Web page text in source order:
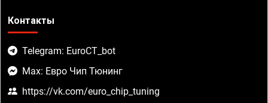
Контакты
Telegram: EuroCT_bot
Max: Евро Чип Тюнинг
https://vk.com/euro_chip_tuning